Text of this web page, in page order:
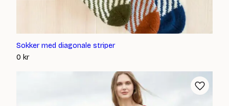
Sokker med diagonale striper
0 kr